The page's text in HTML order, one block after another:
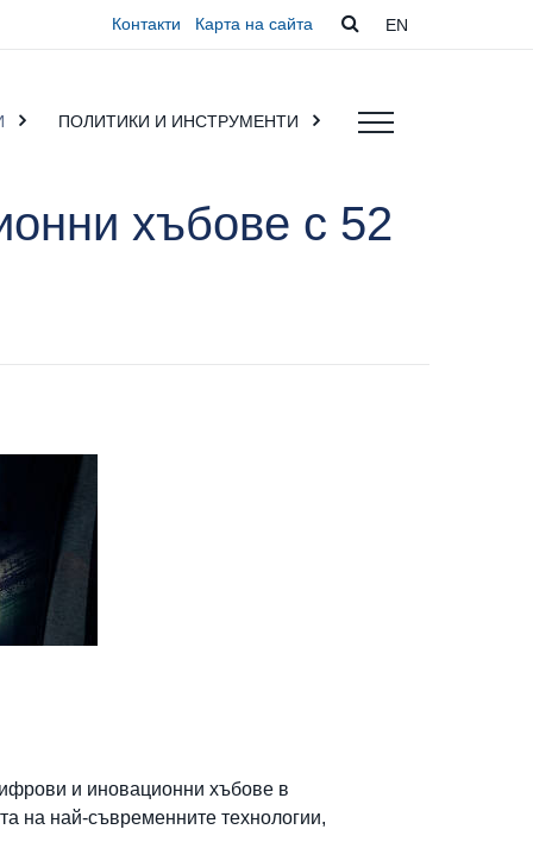
Контакти Карта на сайта EN
ПОЛИТИКИ И ИНСТРУМЕНТИ
хъбове с 52
и иновационни хъбове в
на най-съвременните технологии,